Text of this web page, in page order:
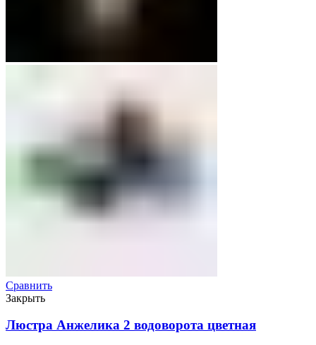
Сравнить
Закрыть
Люстра Анжелика 2 водоворота цветная